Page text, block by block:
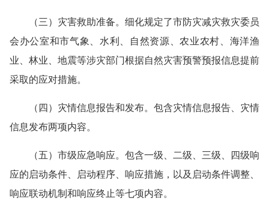
（三）灾害救助准备。细化规定了市防灾减灾救灾委员
会办公室和市气象、水利、自然资源、农业农村、海洋渔
业、林业、地震等涉灾部门根据自然灾害预警预报信息提前
采取的应对措施。
（四）灾情信息报告和发布。包含灾情信息报告、灾情
信息发布两项内容。
（五）市级应急响应。包含一级、二级、三级、四级响
应的启动条件、启动程序、响应措施，以及启动条件调整、
响应联动机制和响应终止等七项内容。